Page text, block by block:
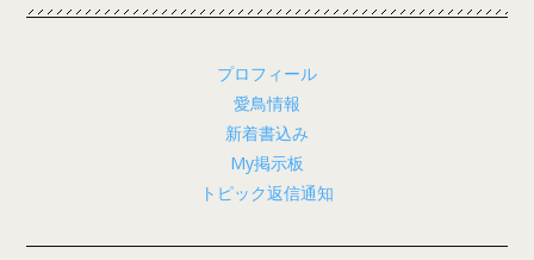
プロフィール
愛鳥情報
新着書込み
My掲示板
トピック返信通知